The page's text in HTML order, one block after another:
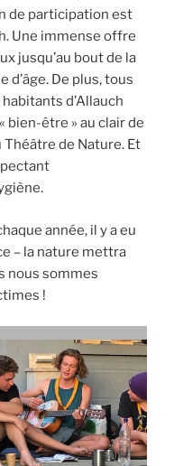
de participation est
Une immense offre
jusqu’au bout de la
De plus, tous
d’Allauch
bien-être » au clair de
Théâtre de Nature. Et
année, il y a eu
– la nature mettra
nous sommes
!